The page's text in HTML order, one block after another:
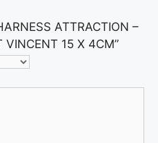
ATTRACTION –
VINCENT 15 X 4CM”